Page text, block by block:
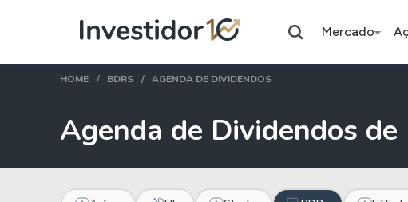
Mercado
Assuntos do momento
HOME BDRS AGENDA DE DIVIDENDOS
Agenda de Dividendos